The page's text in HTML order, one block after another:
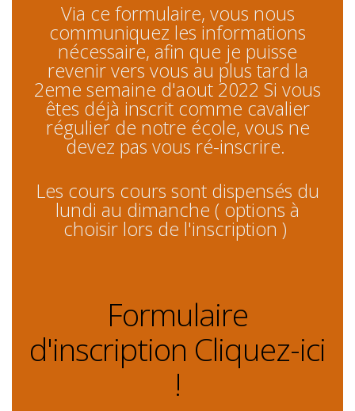
Via ce formulaire, vous nous
communiquez les informations
nécessaire, afin que je puisse
revenir vers vous au plus tard la
2eme semaine d'aout 2022 Si vous
êtes déjà inscrit comme cavalier
régulier de notre école, vous ne
devez pas vous ré-inscrire.
Les cours cours sont dispensés du
lundi au dimanche ( options à
choisir lors de l'inscription )
Formulaire
d'inscription Cliquez-ici
!